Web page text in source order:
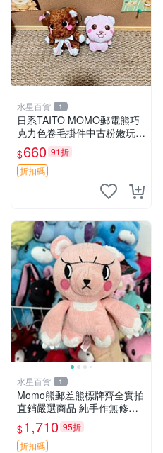
水星百貨 1
日系TAITO MOMO郵電熊巧
克力色卷毛掛件中古粉嫩玩偶
微瑕推薦 postpet momo 郵
電熊 中古玩偶
$660 91折
折扣碼
水星百貨 1
Momo熊郵差熊標牌齊全實拍
直銷嚴選商品 純手作無修圖
可收藏 郵差熊 Momo熊 標牌
商品
$1,710 95折
折扣碼